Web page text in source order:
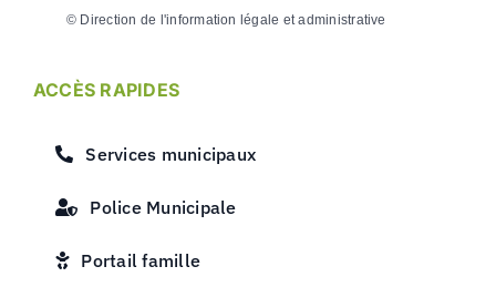
© Direction de l'information légale et administrative
ACCÈS RAPIDES
Services municipaux
Police Municipale
Portail famille